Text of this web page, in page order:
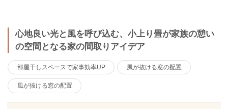
心地良い光と風を呼び込む、小上り畳が家族の憩い
の空間となる家の間取りアイデア
部屋干しスペースで家事効率UP 風が抜ける窓の配置
風が抜ける窓の配置